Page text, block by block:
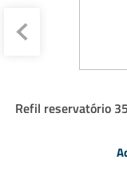
Refil reservatório